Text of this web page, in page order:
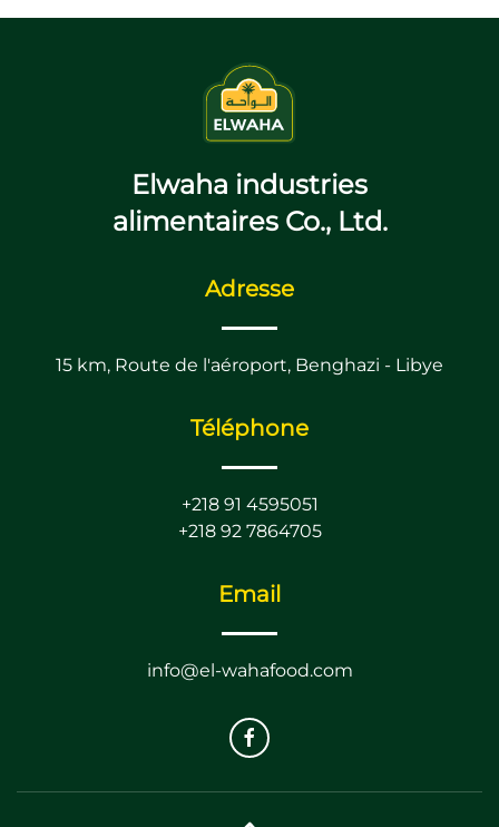
Elwaha industries
alimentaires Co., Ltd.
Adresse
15 km, Route de l'aéroport, Benghazi - Libye
Téléphone
+218 91 4595051
+218 92 7864705
Email
info@el-wahafood.com